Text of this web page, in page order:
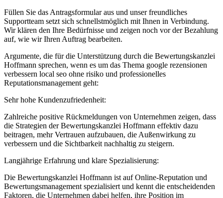
Füllen Sie das Antragsformular aus und unser freundliches
Supportteam setzt sich schnellstmöglich mit Ihnen in Verbindung.
Wir klären den Ihre Bedürfnisse und zeigen noch vor der Bezahlung
auf, wie wir Ihren Auftrag bearbeiten.
Argumente, die für die Unterstützung durch die Bewertungskanzlei
Hoffmann sprechen, wenn es um das Thema google rezensionen
verbessern local seo ohne risiko und professionelles
Reputationsmanagement geht:
Sehr hohe Kundenzufriedenheit:
Zahlreiche positive Rückmeldungen von Unternehmen zeigen, dass
die Strategien der Bewertungskanzlei Hoffmann effektiv dazu
beitragen, mehr Vertrauen aufzubauen, die Außenwirkung zu
verbessern und die Sichtbarkeit nachhaltig zu steigern.
Langjährige Erfahrung und klare Spezialisierung:
Die Bewertungskanzlei Hoffmann ist auf Online-Reputation und
Bewertungsmanagement spezialisiert und kennt die entscheidenden
Faktoren, die Unternehmen dabei helfen, ihre Position im